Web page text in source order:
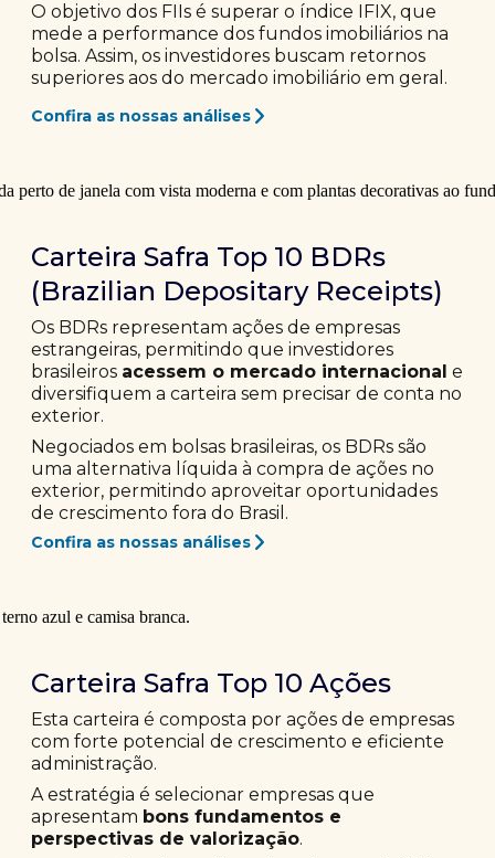
O objetivo dos FIIs é superar o índice IFIX, que
mede a performance dos fundos imobiliários na
bolsa. Assim, os investidores buscam retornos
superiores aos do mercado imobiliário em geral.
Confira as nossas análises
Carteira Safra Top 10 BDRs
(Brazilian Depositary Receipts)
Os BDRs representam ações de empresas
estrangeiras, permitindo que investidores
brasileiros acessem o mercado internacional e
diversifiquem a carteira sem precisar de conta no
exterior.
Negociados em bolsas brasileiras, os BDRs são
uma alternativa líquida à compra de ações no
exterior, permitindo aproveitar oportunidades
de crescimento fora do Brasil.
Confira as nossas análises
Carteira Safra Top 10 Ações
Esta carteira é composta por ações de empresas
com forte potencial de crescimento e eficiente
administração.
A estratégia é selecionar empresas que
apresentam bons fundamentos e
perspectivas de valorização.